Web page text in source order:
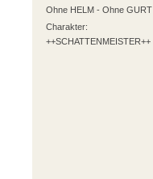
Ohne HELM - Ohne GURT
Charakter:
++SCHATTENMEISTER++